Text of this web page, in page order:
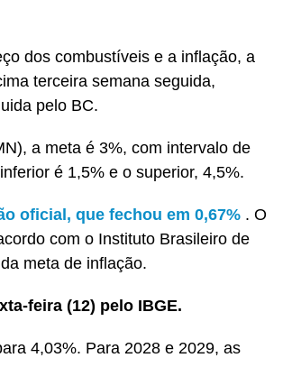
dos combustíveis e a inflação, a
terceira semana seguida,
pelo BC.
a meta é 3%, com intervalo de
é 1,5% e o superior, 4,5%.
oficial, que fechou em 0,67% . O
com o Instituto Brasileiro de
meta de inflação.
feira (12) pelo IBGE.
4,03%. Para 2028 e 2029, as